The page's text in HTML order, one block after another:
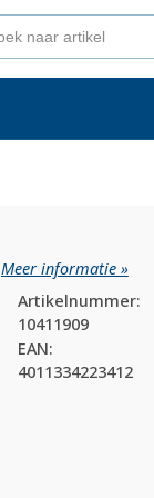
Meer informatie »
Artikelnummer:
10411909
EAN:
4011334223412